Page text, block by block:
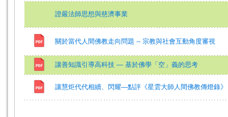
證嚴法師思想與慈濟事業
關於當代人間佛教走向問題 -- 宗教與社會互動角度審視
讓善知識引導高科技 — 基於佛學「空」義的思考
讓慧炬代代相續、閃耀—點評《星雲大師人間佛教傳燈錄